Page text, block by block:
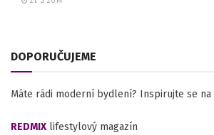
DOPORUČUJEME
Máte rádi moderní bydlení? Inspirujte se na
REDMIX lifestylový magazín